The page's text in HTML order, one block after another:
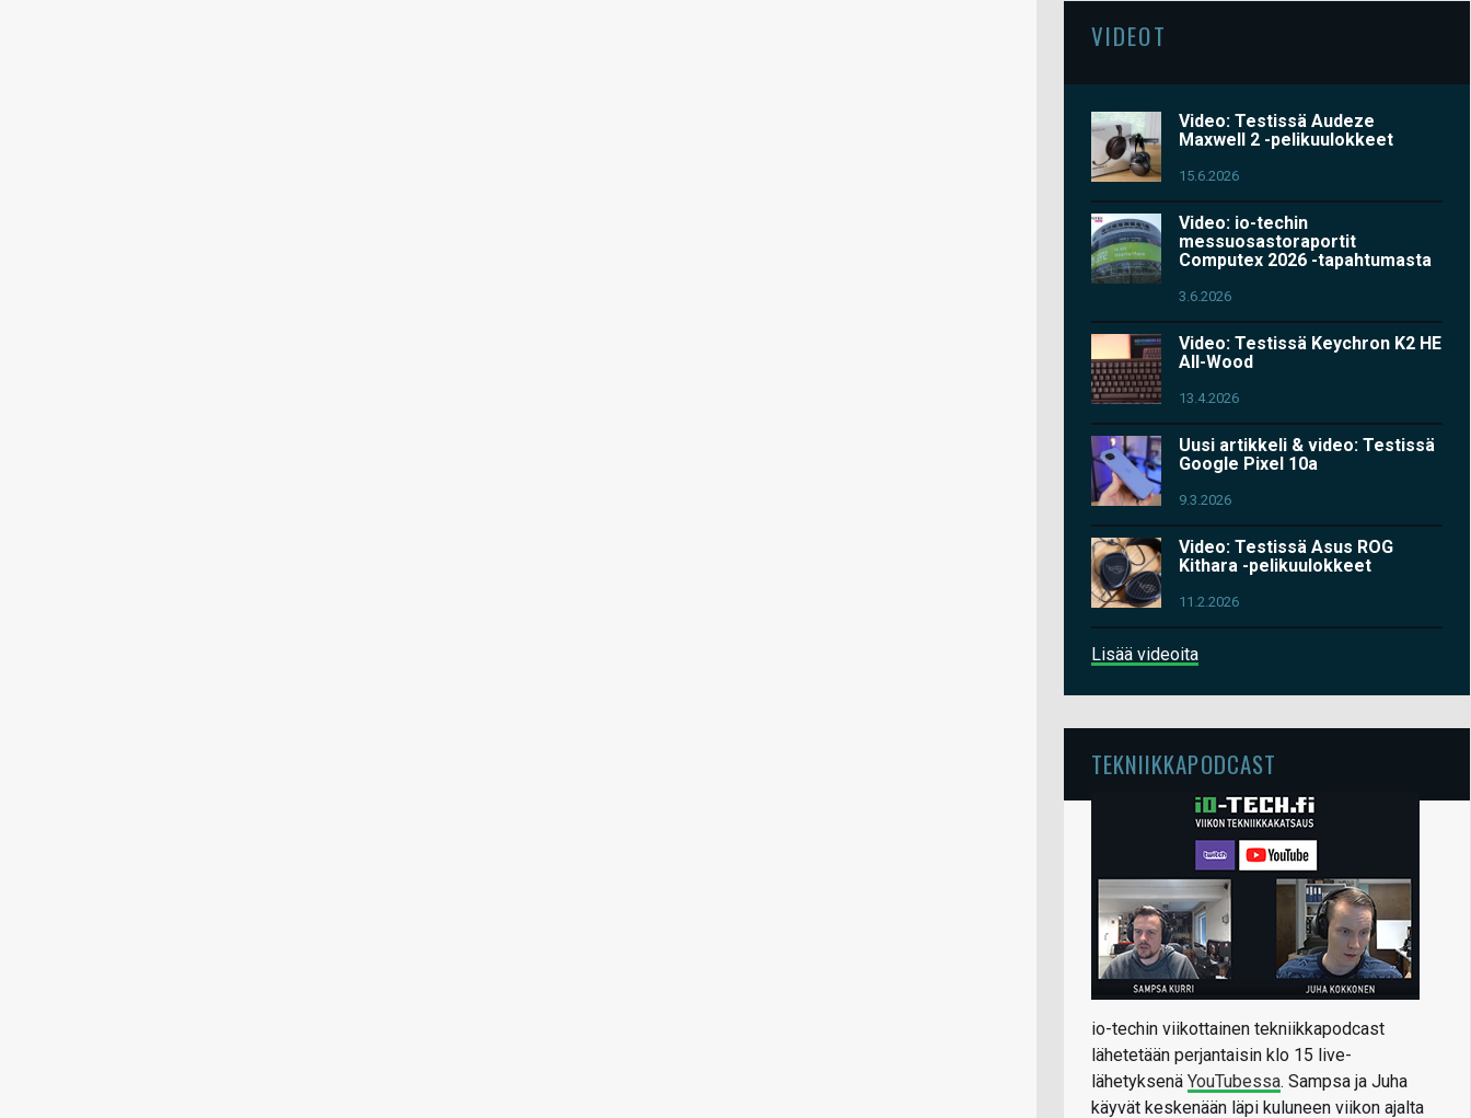
VIDEOT
Video: Testissä Audeze
Maxwell 2 -pelikuulokkeet
15.6.2026
Video: io-techin
messuosastoraportit
Computex 2026 -tapahtumasta
3.6.2026
Video: Testissä Keychron K2 HE
All-Wood
13.4.2026
Uusi artikkeli & video: Testissä
Google Pixel 10a
9.3.2026
Video: Testissä Asus ROG
Kithara -pelikuulokkeet
11.2.2026
Lisää videoita
TEKNIIKKAPODCAST
io-techin viikottainen tekniikkapodcast
lähetetään perjantaisin klo 15 live-
lähetyksenä YouTubessa. Sampsa ja Juha
käyvät keskenään läpi kuluneen viikon ajalta